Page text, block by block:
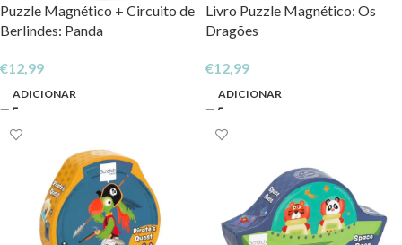
Puzzle Magnético + Circuito de
Berlindes: Panda
€12,99
ADICIONAR
Livro Puzzle Magnético: Os
Dragões
€12,99
ADICIONAR